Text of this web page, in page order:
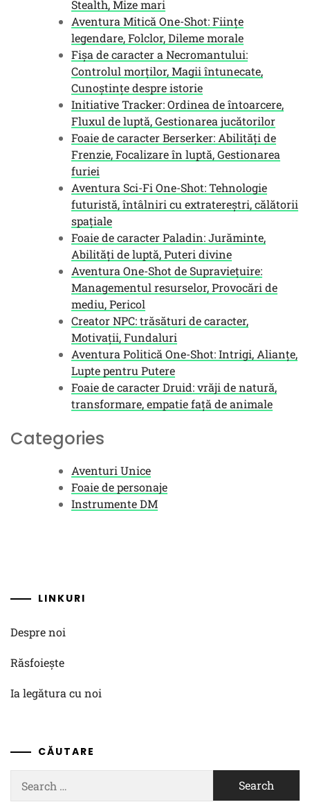
Stealth, Mize mari
Aventura Mitică One-Shot: Ființe
legendare, Folclor, Dileme morale
Fișa de caracter a Necromantului:
Controlul morților, Magii întunecate,
Cunoștințe despre istorie
Initiative Tracker: Ordinea de întoarcere,
Fluxul de luptă, Gestionarea jucătorilor
Foaie de caracter Berserker: Abilități de
Frenzie, Focalizare în luptă, Gestionarea
furiei
Aventura Sci-Fi One-Shot: Tehnologie
futuristă, întâlniri cu extratereștri, călătorii
spațiale
Foaie de caracter Paladin: Jurăminte,
Abilități de luptă, Puteri divine
Aventura One-Shot de Supraviețuire:
Managementul resurselor, Provocări de
mediu, Pericol
Creator NPC: trăsături de caracter,
Motivații, Fundaluri
Aventura Politică One-Shot: Intrigi, Alianțe,
Lupte pentru Putere
Foaie de caracter Druid: vrăji de natură,
transformare, empatie față de animale
Categories
Aventuri Unice
Foaie de personaje
Instrumente DM
LINKURI
Despre noi
Răsfoiește
Ia legătura cu noi
CĂUTARE
for: